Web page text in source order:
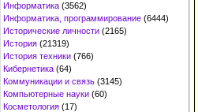
Информатика (3562)
Информатика, программирование (6444)
Исторические личности (2165)
История (21319)
История техники (766)
Кибернетика (64)
Коммуникации и связь (3145)
Компьютерные науки (60)
Косметология (17)